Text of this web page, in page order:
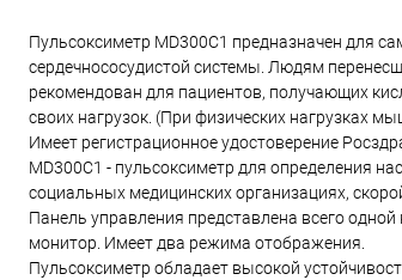
Пульсоксиметр MD300C1 предназначен для
сердечнососудистой системы. Людям
рекомендован для пациентов, получающих
своих нагрузок. (При физических нагрузках
Имеет регистрационное удостоверение
MD300C1 - пульсоксиметр для определения
социальных медицинских организациях,
Панель управления представлена всего
монитор. Имеет два режима отображения.
Пульсоксиметр обладает высокой